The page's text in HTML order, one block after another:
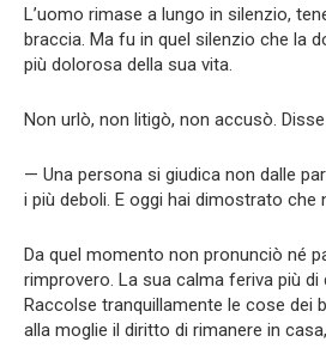
L’uomo rimase a lungo in silenzio,
braccia. Ma fu in quel silenzio che la
più dolorosa della sua vita.
Non urlò, non litigò, non accusò.
— Una persona si giudica non dalle
i più deboli. E oggi hai dimostrato
Da quel momento non pronunciò né
rimprovero. La sua calma feriva più di
Raccolse tranquillamente le cose dei
alla moglie il diritto di rimanere in